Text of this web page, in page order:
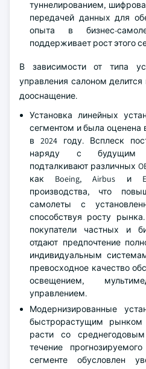
туннелированием,
передачей данных для
опыта в бизнес-
поддерживает рост этого
В зависимости от типа
управления салоном
дооснащение.
Установка линейных
сегментом и была оценена
в 2024 году. Всплеск
наряду с будущим
подталкивают различных
как Boeing, Airbus и
производства, что
самолеты с
способствуя росту
покупатели частных и
отдают предпочтение
индивидуальным
превосходное качество
освещением,
управлением.
Модернизированные
быстрорастущим рынком
расти со
течение
сегменте обусловлен